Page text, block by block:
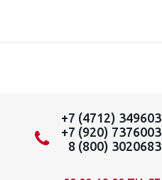
+7 (4712) 349603
+7 (920) 7376003
8 (800) 3020683